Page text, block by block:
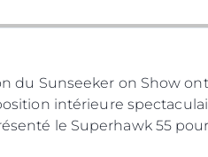
du Sunseeker on Show
intérieure
le Superhawk 55